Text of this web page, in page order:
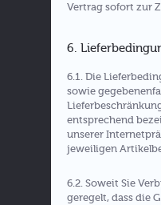
Vertrag sofort zur
6.
6.1. Die
sowie
entsprechend
unserer
jeweiligen
6.2. Soweit Sie
geregelt, dass die